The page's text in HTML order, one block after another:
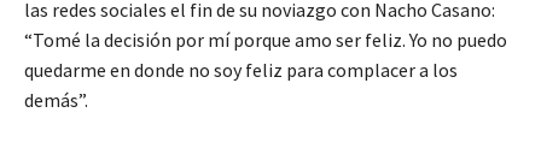
las redes sociales el fin de su noviazgo con Nacho Casano:
“Tomé la decisión por mí porque amo ser feliz. Yo no puedo
quedarme en donde no soy feliz para complacer a los
demás”.